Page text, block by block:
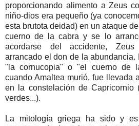
proporcionando alimento a Zeus
niño-dios era pequeño (ya
esta brutota deidad) en un ataque
cuerno de la cabra y se lo
acordarse del accidente,
arrancado el don de la abundancia.
"la cornucopia" o "el cuerno de
cuando Amaltea murió, fue llevada
en la constelación de Capricornio
verdes...).
La mitología griega ha sido y